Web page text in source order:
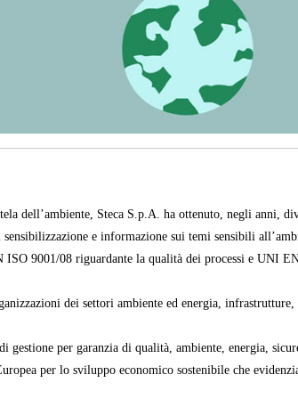
dell’ambiente, Steca S.p.A. ha ottenuto, negli anni,
e informazione sui temi sensibili
9001/08 riguardante la qualità dei processi e UNI
dei settori ambiente ed energia, infrastrutture,
per garanzia di qualità, ambiente, energia,
per lo sviluppo economico sostenibile che